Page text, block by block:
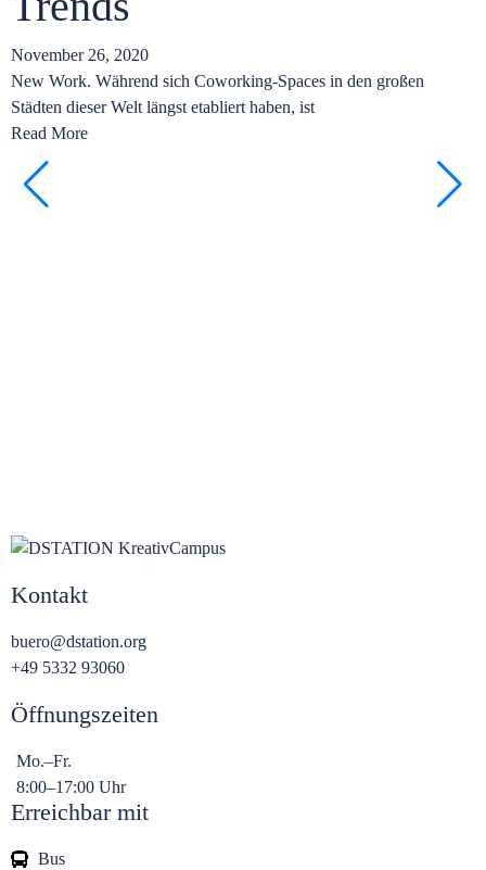
November 26, 2020
New Work. Während sich Coworking-Spaces in den großen
Städten dieser Welt längst etabliert haben, ist
Read More
Kontakt
buero@dstation.org
+49 5332 93060
Öffnungszeiten
Mo.–Fr.
8:00–17:00 Uhr
Erreichbar mit
Bus